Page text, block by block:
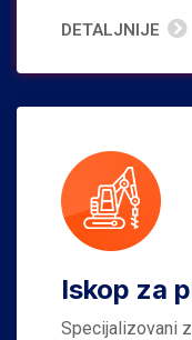
DETALJNIJE
Iskop za
Specijalizovani